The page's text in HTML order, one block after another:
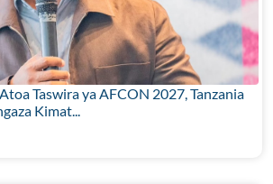
Taswira ya AFCON 2027, Tanzania
Kimat...